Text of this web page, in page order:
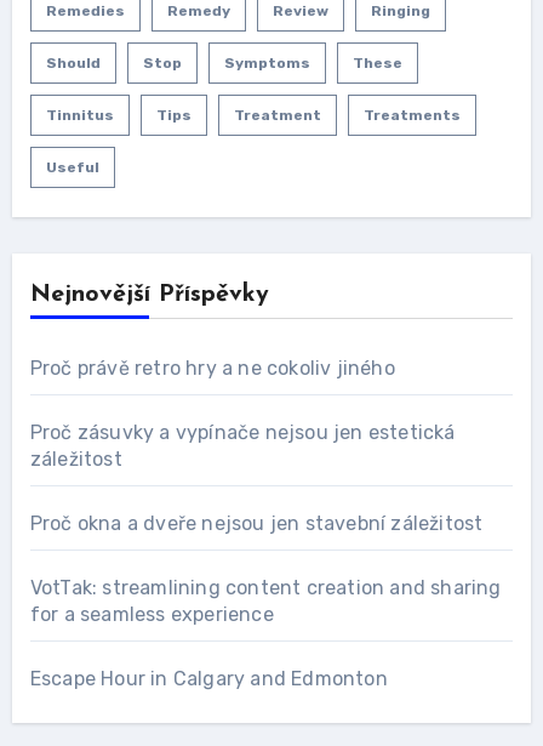
Remedies Remedy Review Ringing
Should Stop Symptoms These
Tinnitus Tips Treatment Treatments
Useful
Nejnovější Příspěvky
Proč právě retro hry a ne cokoliv jiného
Proč zásuvky a vypínače nejsou jen estetická
záležitost
Proč okna a dveře nejsou jen stavební záležitost
VotTak: streamlining content creation and sharing
for a seamless experience
Escape Hour in Calgary and Edmonton